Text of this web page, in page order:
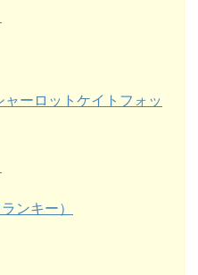
ーロットケイトフォッ
ンキー）